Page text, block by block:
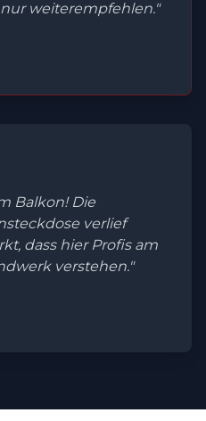
weiterempfehlen."
Balkon! Die
verlief
dass hier Profis am
verstehen."